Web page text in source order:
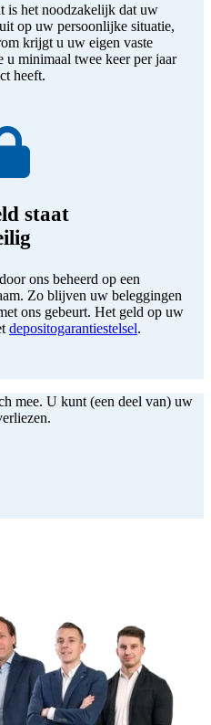
is het noodzakelijk dat uw
op uw persoonlijke situatie,
krijgt u uw eigen vaste
u minimaal twee keer per jaar
heeft.
staat
ons beheerd op een
Zo blijven uw beleggingen
ons gebeurt. Het geld op uw
depositogarantiestelsel.
mee. U kunt (een deel van) uw